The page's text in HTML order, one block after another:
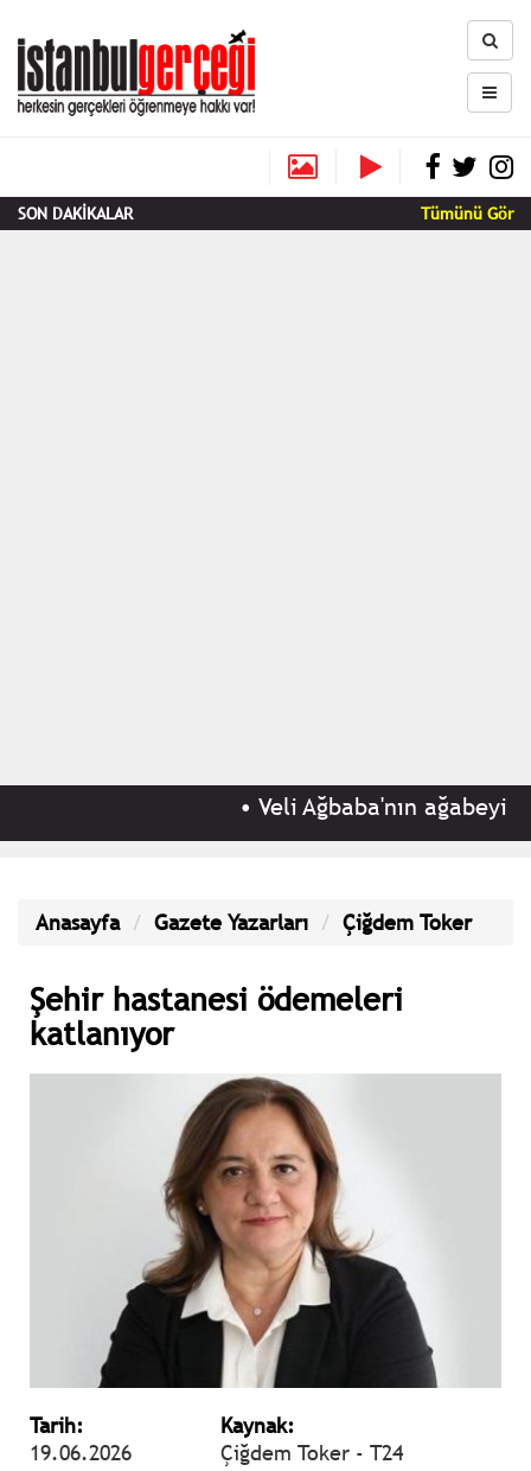
SON DAKİKALAR Tümünü Gör
Veli Ağbaba'nın ağabeyi
Anasayfa Gazete Yazarları Çiğdem Toker
Şehir hastanesi ödemeleri
katlanıyor
Tarih:
19.06.2026
Kaynak:
Çiğdem Toker - T24